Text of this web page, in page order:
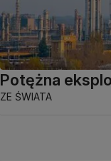
Potężna
ZE ŚWIATA